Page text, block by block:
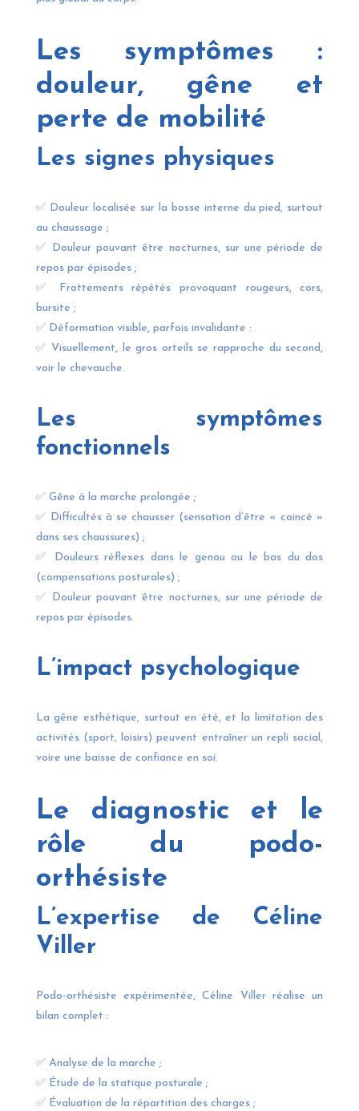
Les symptômes :
douleur, gêne et
perte de mobilité
Les signes physiques
✅ Douleur localisée sur la bosse interne du pied, surtout
au chaussage ;
✅ Douleur pouvant être nocturnes, sur une période de
repos par épisodes ;
✅ Frottements répétés provoquant rougeurs, cors,
bursite ;
✅ Déformation visible, parfois invalidante :
✅ Visuellement, le gros orteils se rapproche du second,
voir le chevauche.
Les symptômes
fonctionnels
✅ Gêne à la marche prolongée ;
✅ Difficultés à se chausser (sensation d’être « coincé »
dans ses chaussures) ;
✅ Douleurs réflexes dans le genou ou le bas du dos
(compensations posturales) ;
✅ Douleur pouvant être nocturnes, sur une période de
repos par épisodes.
L’impact psychologique
La gêne esthétique, surtout en été, et la limitation des
activités (sport, loisirs) peuvent entraîner un repli social,
voire une baisse de confiance en soi.
Le diagnostic et le
rôle du podo-
orthésiste
L’expertise de Céline
Viller
Podo-orthésiste expérimentée, Céline Viller réalise un
bilan complet :
✅ Analyse de la marche ;
✅ Étude de la statique posturale ;
✅ Évaluation de la répartition des charges ;